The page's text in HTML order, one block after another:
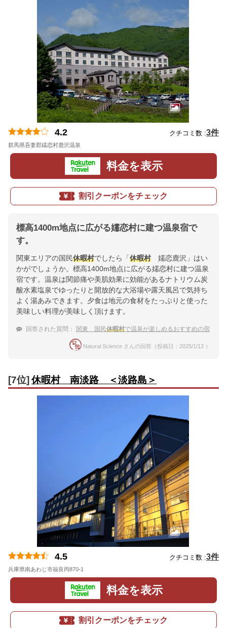
4.2 クチコミ数 :3件
群馬県吾妻郡嬬恋村鹿沢温泉
料金を表示
割引クーポンをチェック
標高1400m地点に広がる嬬恋村に建つ温泉宿で
す。
関東エリアの国民休暇村でしたら「 休暇村嬬恋鹿沢」はい
かがでしょうか。標高1400m地点に広がる嬬恋村に建つ温泉
宿です。温泉は関節痛や美肌効果に効能があるナトリウム炭
酸水素塩泉でゆったりと開放的な大浴場や露天風呂で気持ち
よく湯あみできます。夕食は地元の食材をたっぷりと使った
美味しい料理が美味しく頂けます。
回答された質問： 関東 国民休暇村で温泉が楽しめるおすすめの宿
Natural Science さんの回答（投稿日：2025/1/13 ）
[7位]休暇村 南淡路 ＜淡路島＞
4.5 クチコミ数 :3件
兵庫県南あわじ市福良丙870-1
料金を表示
割引クーポンをチェック